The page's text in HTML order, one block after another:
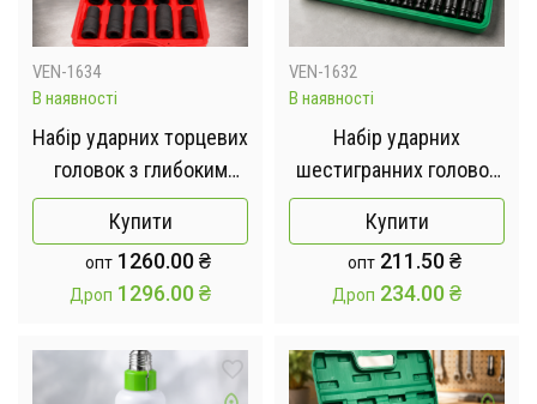
VEN-1634
В наявності
Набір ударних торцевих
головок з глибоким
шліцем 3/4 дюйми 12-
гранні 10 предметів у
кейсі
Купити
опт 1260.00₴
Дроп 1296.00₴
VEN-1632
В наявності
Набір ударних
шестигранних головок
Geevorks із
шестигранним
приводом 1/2 дюйма
Купити
опт 211.50₴
Дроп 234.00₴